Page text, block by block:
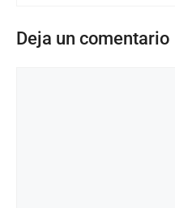
Deja un comentario